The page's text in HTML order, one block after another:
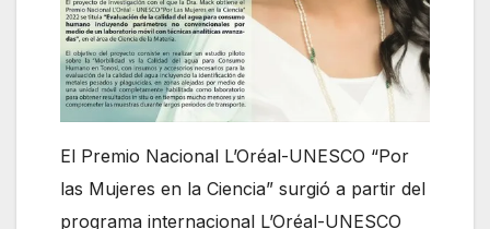
El Premio Nacional L’Oréal-UNESCO “Por
las Mujeres en la Ciencia” surgió a partir del
programa internacional L’Oréal-UNESCO